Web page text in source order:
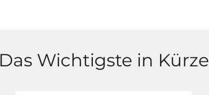
Das Wichtigste in Kürze